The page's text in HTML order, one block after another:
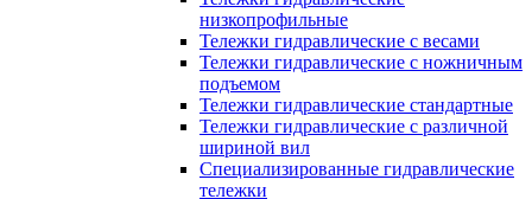
низкопрофильные
Тележки гидравлические с весами
Тележки гидравлические с ножничным
подъемом
Тележки гидравлические стандартные
Тележки гидравлические с различной
шириной вил
Специализированные гидравлические
тележки